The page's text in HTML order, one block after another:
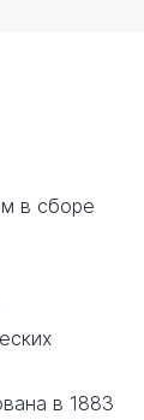
в сборе
в 1883